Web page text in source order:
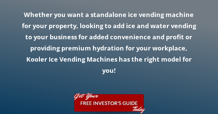
Whether you want a standalone ice vending machine
for your property, looking to add ice and water vending
to your business for added convenience and profit or
providing premium hydration for your workplace,
Kooler Ice Vending Machines has the right model for
you!